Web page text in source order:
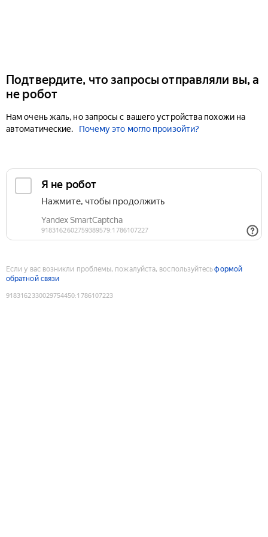
Подтвердите, что запросы отправляли вы, а
не робот
Нам очень жаль, но запросы с вашего устройства похожи на
автоматические.
Почему это могло произойти?
Если у вас возникли проблемы, пожалуйста, воспользуйтесьформой
обратной связи
9183162330029754450:1786107223